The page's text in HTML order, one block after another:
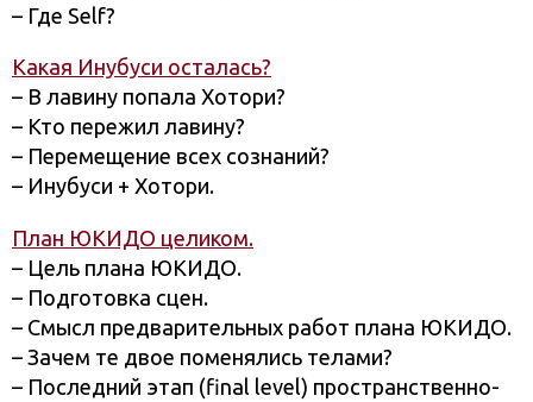
– Где Self?
Какая Инубуси осталась?
– В лавину попала Хотори?
– Кто пережил лавину?
– Перемещение всех сознаний?
– Инубуси + Хотори.
План ЮКИДО целиком.
– Цель плана ЮКИДО.
– Подготовка сцен.
– Смысл предварительных работ плана ЮКИДО.
– Зачем те двое поменялись телами?
– Последний этап (final level) пространственно-